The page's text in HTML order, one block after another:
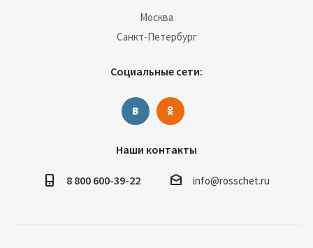
Москва
Санкт-Петербург
Социальные сети:
Наши контакты
8 800 600-39-22 info@rosschet.ru